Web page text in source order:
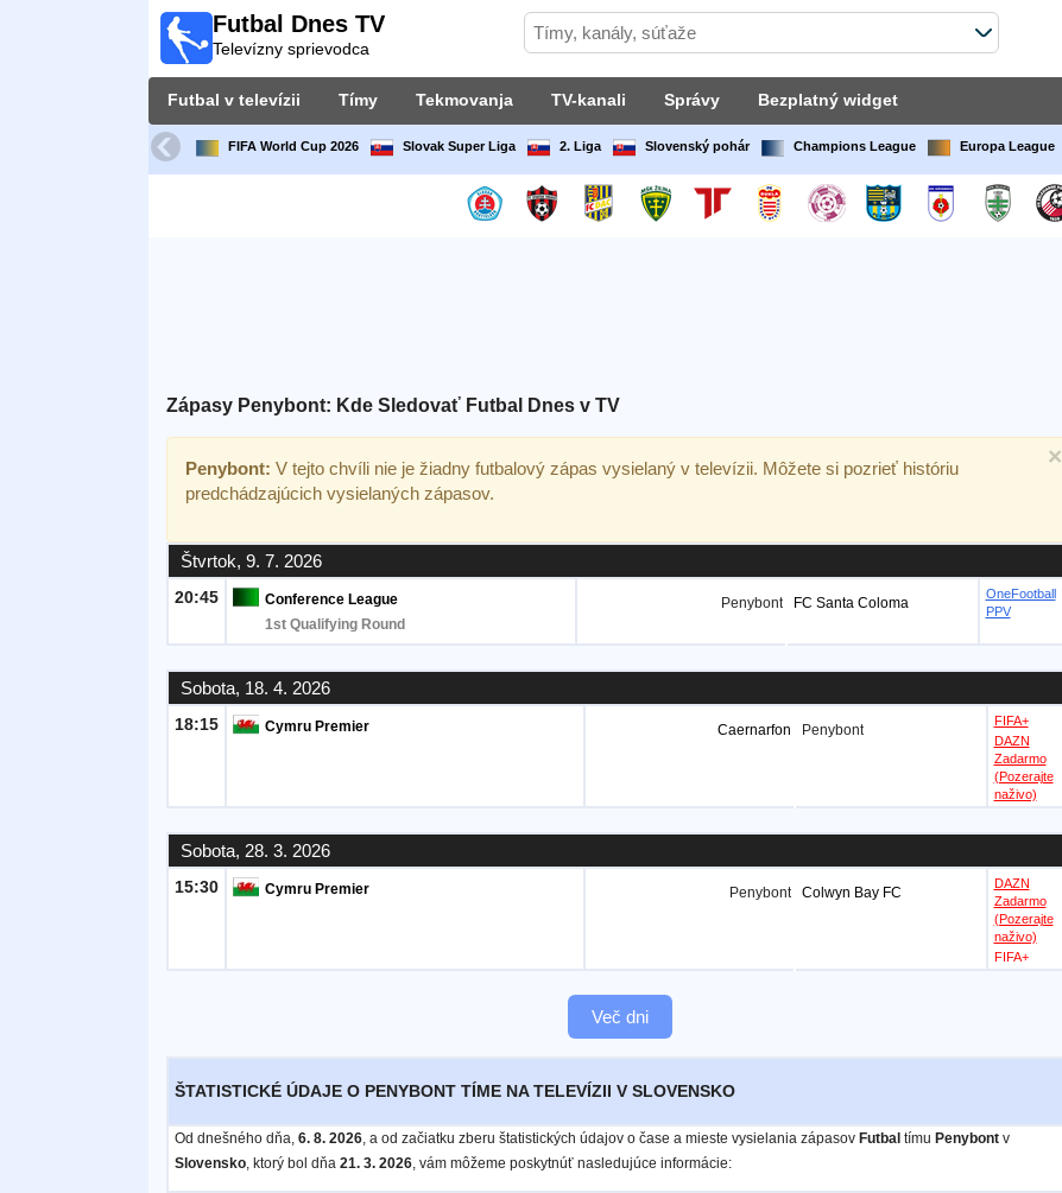
Futbal Dnes TV
Televízny sprievodca
Futbal v televízii Tímy Tekmovanja TV-kanali Správy Bezplatný widget
FIFA World Cup 2026 Slovak Super Liga 2. Liga Slovenský pohár Champions League Europa League
Zápasy Penybont: Kde Sledovať Futbal Dnes v TV
×
Penybont: V tejto chvíli nie je žiadny futbalový zápas vysielaný v televízii. Môžete si pozrieť históriu
predchádzajúcich vysielaných zápasov.
Štvrtok, 9. 7. 2026
20:45
Conference League
1st Qualifying Round
Penybont FC Santa Coloma
OneFootball
PPV
Sobota, 18. 4. 2026
18:15 Cymru Premier Caernarfon Penybont
FIFA+
DAZN
Zadarmo
(Pozerajte
naživo)
Sobota, 28. 3. 2026
15:30 Cymru Premier Penybont Colwyn Bay FC
DAZN
Zadarmo
(Pozerajte
naživo)
FIFA+
Več dni
ŠTATISTICKÉ ÚDAJE O PENYBONT TÍME NA TELEVÍZII V SLOVENSKO
Od dnešného dňa, 6. 8. 2026, a od začiatku zberu štatistických údajov o čase a mieste vysielania zápasov Futbal tímu Penybontv
Slovensko, ktorý bol dňa 21. 3. 2026, vám môžeme poskytnúť nasledujúce informácie: